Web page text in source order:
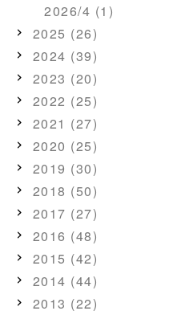
2026/4 (1)
2025 (26)
2024 (39)
2023 (20)
2022 (25)
2021 (27)
2020 (25)
2019 (30)
2018 (50)
2017 (27)
2016 (48)
2015 (42)
2014 (44)
2013 (22)